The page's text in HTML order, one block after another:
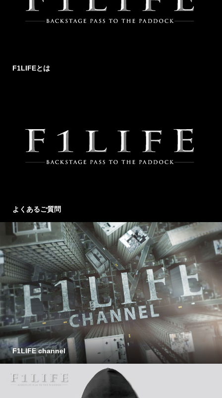
F1LIFEとは
よくあるご質問
F1LIFE channel